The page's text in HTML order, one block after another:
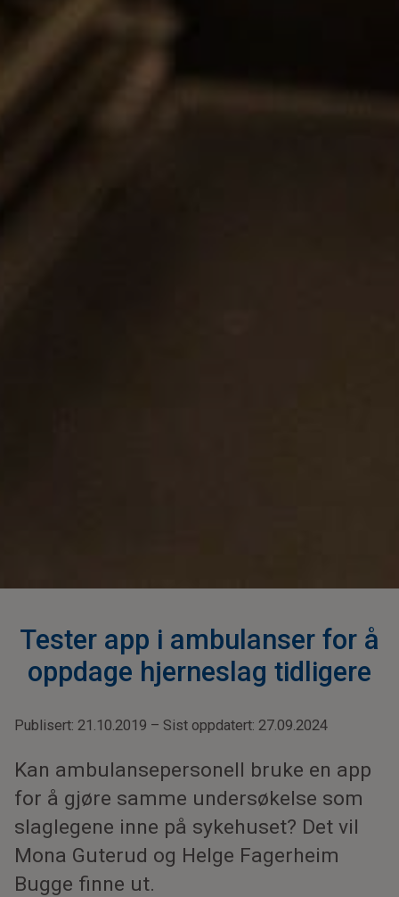
Tester app i ambulanser for å
oppdage hjerneslag tidligere
Publisert: 21.10.2019 – Sist oppdatert: 27.09.2024
Kan ambulansepersonell bruke en app
for å gjøre samme undersøkelse som
slaglegene inne på sykehuset? Det vil
Mona Guterud og Helge Fagerheim
Bugge finne ut.